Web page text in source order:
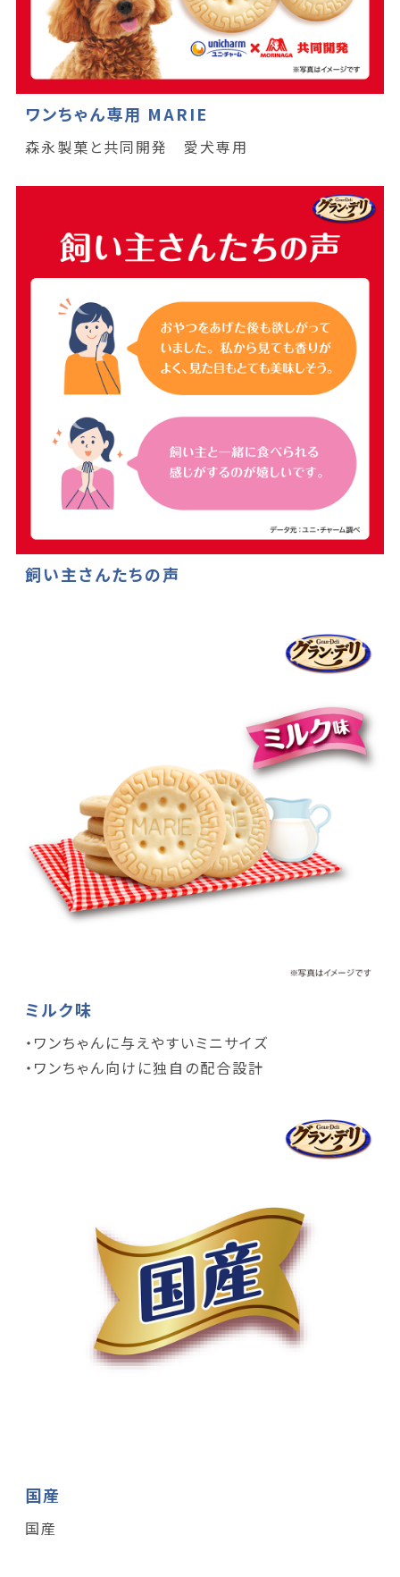
ワンちゃん専用 MARIE
森永製菓と共同開発 愛犬専用
飼い主さんたちの声
ミルク味
・ワンちゃんに与えやすいミニサイズ
・ワンちゃん向けに独自の配合設計
国産
国産